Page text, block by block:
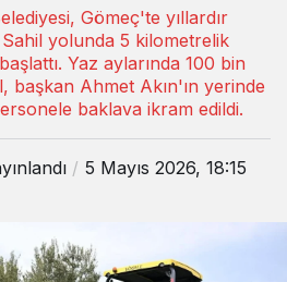
Gömeç'te yıllardır
yolunda 5 kilometrelik
Yaz aylarında 100 bin
başkan Ahmet Akın'ın yerinde
baklava ikram edildi.
5 Mayıs 2026, 18:15